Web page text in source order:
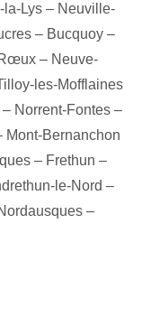
la-Lys– Neuville-
– Bucquoy –
– Neuve-
les-Mofflaines
Norrent-Fontes–
Mont-Bernanchon
– Frethun –
le-Nord –
–